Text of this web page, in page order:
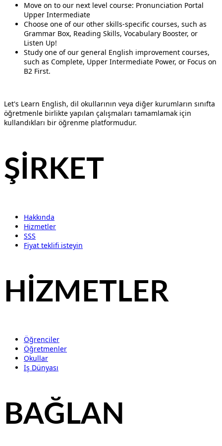
Move on to our next level course: Pronunciation Portal
Upper Intermediate
Choose one of our other skills-specific courses, such as
Grammar Box, Reading Skills, Vocabulary Booster, or
Listen Up!
Study one of our general English improvement courses,
such as Complete, Upper Intermediate Power, or Focus on
B2 First.
Let's Learn English, dil okullarının veya diğer kurumların sınıfta
öğretmenle birlikte yapılan çalışmaları tamamlamak için
kullandıkları bir öğrenme platformudur.
ŞİRKET
Hakkında
Hizmetler
SSS
Fiyat teklifi isteyin
HİZMETLER
Öğrenciler
Öğretmenler
Okullar
İş Dünyası
BAĞLAN